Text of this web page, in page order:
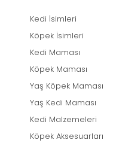
Kedi İsimleri
Köpek İsimleri
Kedi Maması
Köpek Maması
Yaş Köpek Maması
Yaş Kedi Maması
Kedi Malzemeleri
Köpek Aksesuarları